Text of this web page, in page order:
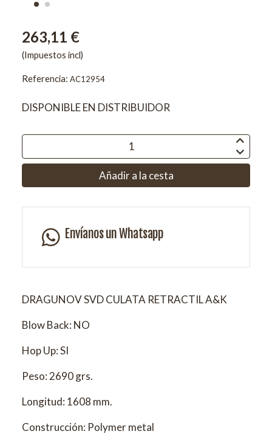
263,11 €
(Impuestos incl)
Referencia: AC12954
DISPONIBLE EN DISTRIBUIDOR
Añadir a la cesta
Envíanos un Whatsapp
DRAGUNOV SVD CULATA RETRACTIL A&K
Blow Back: NO
Hop Up: SI
Peso: 2690 grs.
Longitud: 1608 mm.
Construcción: Polymer metal